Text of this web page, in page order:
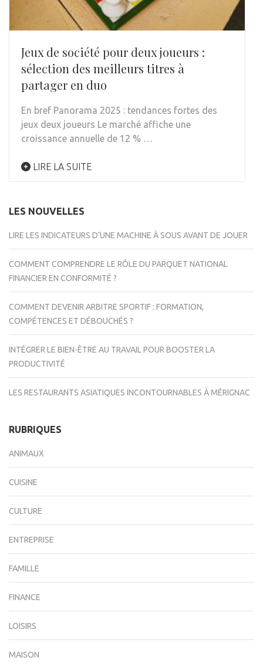
Jeux de société pour deux joueurs :
sélection des meilleurs titres à
partager en duo
En bref Panorama 2025 : tendances fortes des
jeux deux joueurs Le marché affiche une
croissance annuelle de 12 % …
LIRE LA SUITE
LES NOUVELLES
LIRE LES INDICATEURS D’UNE MACHINE À SOUS AVANT DE JOUER
COMMENT COMPRENDRE LE RÔLE DU PARQUET NATIONAL
FINANCIER EN CONFORMITÉ ?
COMMENT DEVENIR ARBITRE SPORTIF : FORMATION,
COMPÉTENCES ET DÉBOUCHÉS ?
INTÉGRER LE BIEN-ÊTRE AU TRAVAIL POUR BOOSTER LA
PRODUCTIVITÉ
LES RESTAURANTS ASIATIQUES INCONTOURNABLES À MÉRIGNAC
RUBRIQUES
ANIMAUX
CUISINE
CULTURE
ENTREPRISE
FAMILLE
FINANCE
LOISIRS
MAISON